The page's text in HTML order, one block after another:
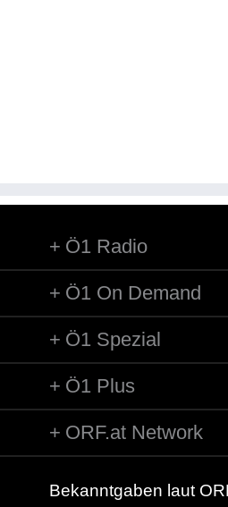
Ö1 Radio
Ö1 On Demand
Ö1 Spezial
Ö1 Plus
ORF.at Network
Bekanntgaben laut